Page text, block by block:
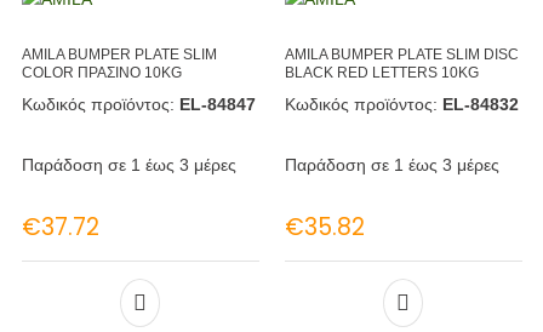
AMILA BUMPER PLATE SLIM
COLOR ΠΡΑΣΙΝΟ 10KG
Κωδικός προϊόντος: EL-84847
Παράδοση σε 1 έως 3 μέρες
€37.72
AMILA BUMPER PLATE SLIM DISC
BLACK RED LETTERS 10KG
Κωδικός προϊόντος: EL-84832
Παράδοση σε 1 έως 3 μέρες
€35.82